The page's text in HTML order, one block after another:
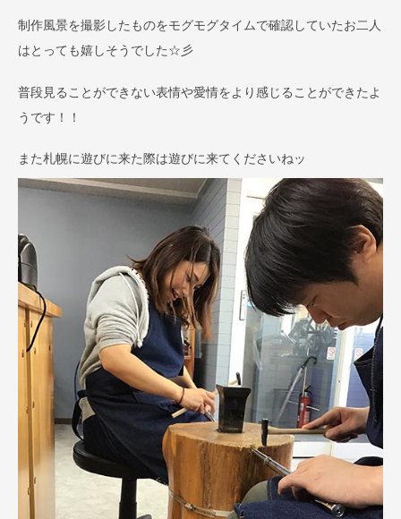
制作風景を撮影したものをモグモグタイムで確認していたお二人
はとっても嬉しそうでした☆彡
普段見ることができない表情や愛情をより感じることができたよ
うです！！
また札幌に遊びに来た際は遊びに来てくださいねッ